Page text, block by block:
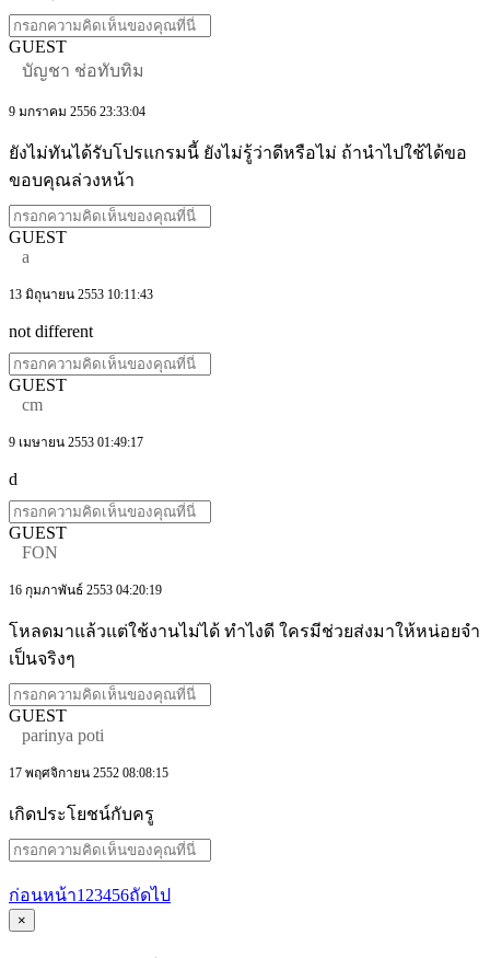
GUEST
บัญชา ช่อทับทิม
9 มกราคม 2556 23:33:04
ยังไม่ทันได้รับโปรแกรมนี้ ยังไม่รู้ว่าดีหรือไม่ ถ้านำไปใช้ได้ขอ
ขอบคุณล่วงหน้า
GUEST
a
13 มิถุนายน 2553 10:11:43
not different
GUEST
cm
9 เมษายน 2553 01:49:17
d
GUEST
FON
16 กุมภาพันธ์ 2553 04:20:19
โหลดมาแล้วแต่ใช้งานไม่ได้ ทำไงดี ใครมีช่วยส่งมาให้หน่อยจำ
เป็นจริงๆ
GUEST
parinya poti
17 พฤศจิกายน 2552 08:08:15
เกิดประโยชน์กับครู
ก่อนหน้า1 23456ถัดไป
×